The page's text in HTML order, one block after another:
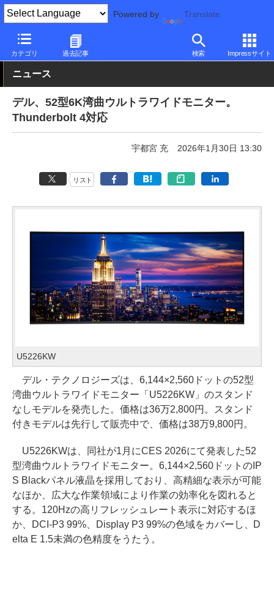
Powered by Translate
カテゴリ 過去記事 検索 Impressサイト
PC Watch 半導体/周辺機器
ニュース
デル、52型6K湾曲ウルトラワイドモニター。
Thunderbolt 4対応
宇都宮 充 2026年1月30日 13:30
リスト
U5226KW
デル・テクノロジーズは、6,144×2,560ドットの52型
湾曲ウルトラワイドモニター「U5226KW」のスタンド
なしモデルを発売した。価格は36万2,800円。スタンド
付きモデルは先行して販売中で、価格は38万9,800円。
U5226KWは、同社が1月にCES 2026にて発表した52
型湾曲ウルトラワイドモニター。6,144×2,560ドットのIP
S Blackパネル液晶を採用しており、高精細な表示が可能
なほか、広大な作業領域により作業の効率化を図れると
する。120Hzの高リフレッシュレート表示に対応するほ
か、DCI-P3 99%、Display P3 99%の色域をカバーし、D
elta E 1.5未満の色精度をうたう。